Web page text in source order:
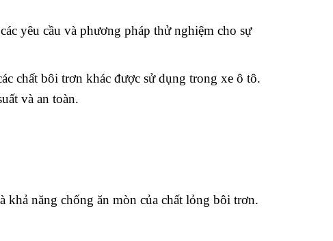
yêu cầu và phương pháp thử nghiệm cho sự
chất bôi trơn khác được sử dụng trong xe ô tô.
và an toàn.
năng chống ăn mòn của chất lỏng bôi trơn.